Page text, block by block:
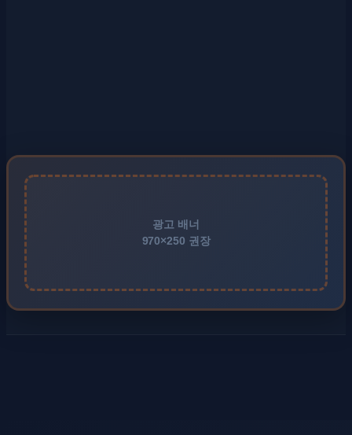
광고 배너
970×250 권장